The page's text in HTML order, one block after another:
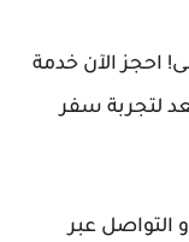
احجز الآن خدمة
لتجربة سفر
التواصل عبر